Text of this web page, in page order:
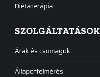
Diétaterápia
SZOLGÁLTATÁSOK
Árak és csomagok
Állapotfelmérés